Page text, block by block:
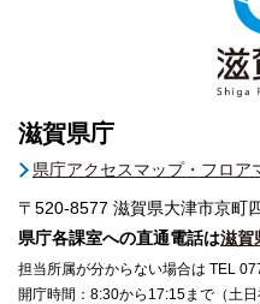
滋賀県庁
県庁アクセスマップ・フロア
〒520-8577 滋賀県大津市京町
県庁各課室への直通電話は滋賀
担当所属が分からない場合は TEL
開庁時間：8:30から17:15まで（土